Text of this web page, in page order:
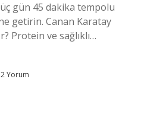
üç gün 45 dakika tempolu
getirin. Canan Karatay
Protein ve sağlıklı…
2 Yorum